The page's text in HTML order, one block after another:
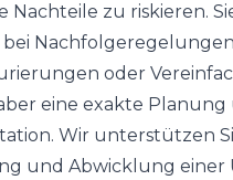
Nachteile zu riskieren.
bei
oder
eine exakte
Wir unterstützen
und Abwicklung einer